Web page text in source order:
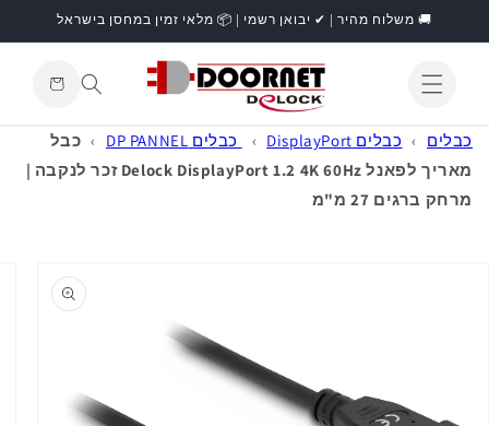
דילוג🚚 משלוח מהיר | ✔ יבואן רשמי | 📦 מלאי זמין במחסן בישראל
התחברות
קניות
כבלים › כבלים DisplayPort › כבלים DP PANNEL › כבל
מאריך לפאנל Delock DisplayPort 1.2 4K 60Hz זכר לנקבה |
מרחק ברגים 27 מ"מ